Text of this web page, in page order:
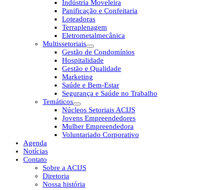
Indústria Moveleira
Panificação e Confeitaria
Loteadoras
Terraplenagem
Eletrometalmecânica
Multissetoriais
Gestão de Condomínios
Hospitalidade
Gestão e Qualidade
Marketing
Saúde e Bem-Estar
Segurança e Saúde no Trabalho
Temáticos
Núcleos Setoriais ACIJS
Jovens Empreendedores
Mulher Empreendedora
Voluntariado Corporativo
Agenda
Notícias
Contato
Sobre a ACIJS
Diretoria
Nossa história